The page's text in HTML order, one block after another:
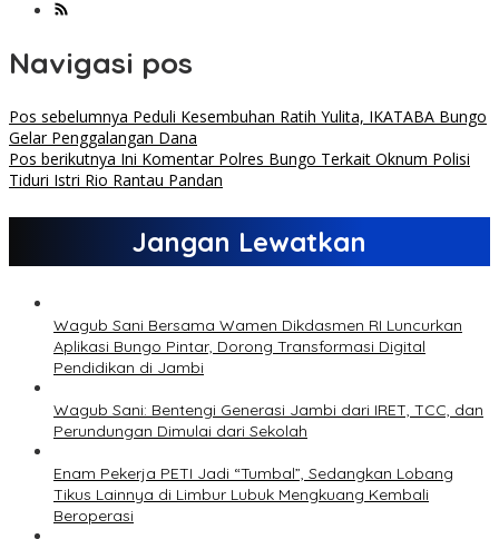
Navigasi pos
Pos sebelumnya Peduli Kesembuhan Ratih Yulita, IKATABA Bungo
Gelar Penggalangan Dana
Pos berikutnya Ini Komentar Polres Bungo Terkait Oknum Polisi
Tiduri Istri Rio Rantau Pandan
Jangan Lewatkan
Wagub Sani Bersama Wamen Dikdasmen RI Luncurkan
Aplikasi Bungo Pintar, Dorong Transformasi Digital
Pendidikan di Jambi
Wagub Sani: Bentengi Generasi Jambi dari IRET, TCC, dan
Perundungan Dimulai dari Sekolah
Enam Pekerja PETI Jadi “Tumbal”, Sedangkan Lobang
Tikus Lainnya di Limbur Lubuk Mengkuang Kembali
Beroperasi